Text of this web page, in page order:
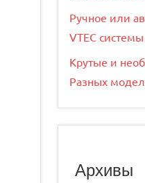
Ручное или
VTEC системы
Крутые и
Разных
Архивы